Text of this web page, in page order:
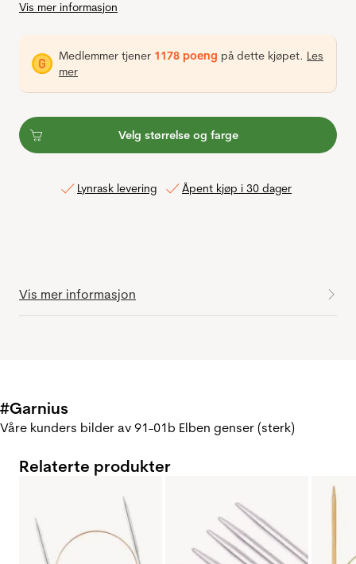
Vis mer informasjon
Medlemmer tjener 1178 poeng på dette kjøpet. Les
mer
Velg størrelse og farge
Lynrask levering Åpent kjøp i 30 dager
Vis mer informasjon
#Garnius
Våre kunders bilder av 91-01b Elben genser (sterk)
Relaterte produkter